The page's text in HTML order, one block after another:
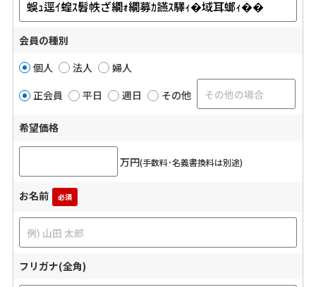
会員の種別
個人
法人
婦人
正会員
平日 週日 その他
希望価格
万円(手数料･名義書換料は別途)
お名前 必須
フリガナ(全角)